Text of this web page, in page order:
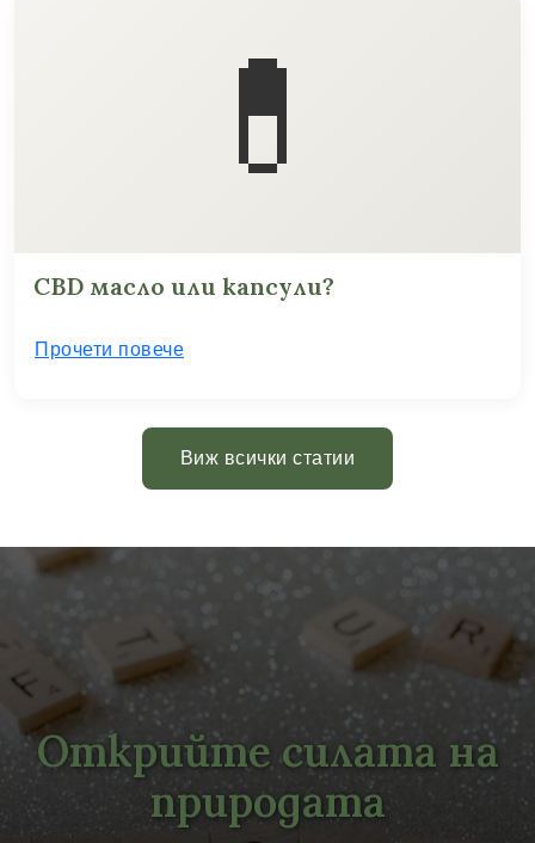
💊
CBD масло или капсули?
Прочети повече
Виж всички статии
Открийте силата на
природата